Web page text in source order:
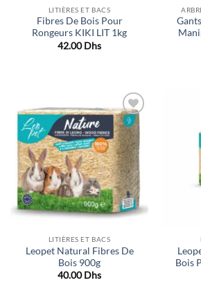
LITIÈRES ET BACS
Fibres De Bois Pour
Rongeurs KIKI LIT 1kg
42.00Dhs
Ajouter
à la liste
de
souhaits
LITIÈRES ET BACS
Leopet Natural Fibres De
Bois 900g
40.00Dhs
Bois